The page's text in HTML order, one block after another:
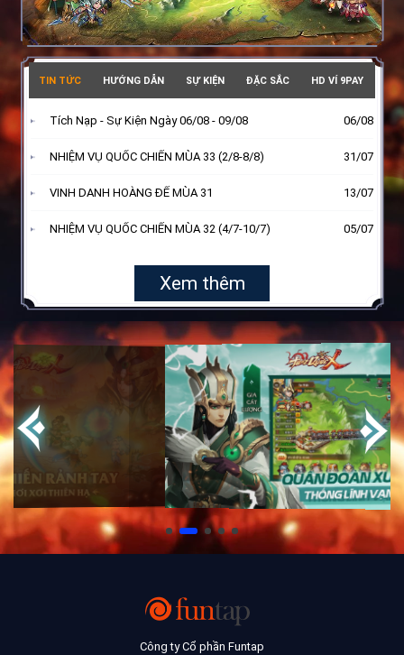
TIN TỨC HƯỚNG DẪN SỰ KIỆN ĐẶC SẮC HD VÍ 9PAY
Tích Nạp - Sự Kiện Ngày 06/08 - 09/08 06/08
NHIỆM VỤ QUỐC CHIẾN MÙA 33 (2/8-8/8) 31/07
VINH DANH HOÀNG ĐẾ MÙA 31 13/07
NHIỆM VỤ QUỐC CHIẾN MÙA 32 (4/7-10/7) 05/07
Xem thêm
Công ty Cổ phần Funtap